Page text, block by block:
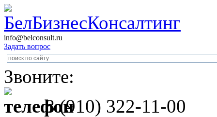
info@belconsult.ru
Задать вопрос
Звоните:
8 (910) 322-11-00